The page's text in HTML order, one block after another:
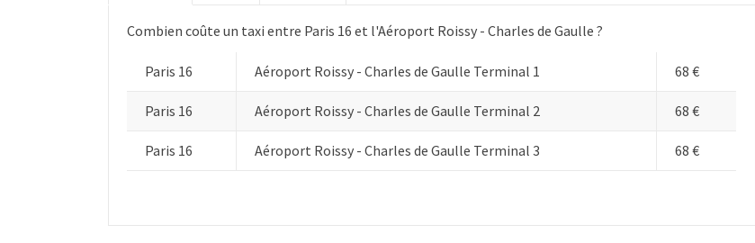
Combien coûte un taxi entre Paris 16 et l'Aéroport Roissy - Charles de Gaulle ?
Paris 16 Aéroport Roissy - Charles de Gaulle Terminal 1 68 €
Paris 16 Aéroport Roissy - Charles de Gaulle Terminal 2 68 €
Paris 16 Aéroport Roissy - Charles de Gaulle Terminal 3 68 €